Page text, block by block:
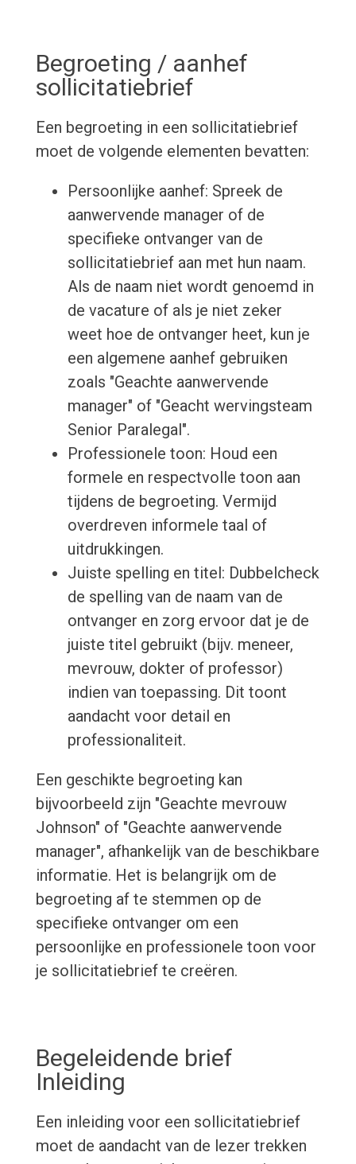
Begroeting / aanhef
sollicitatiebrief
Een begroeting in een sollicitatiebrief
moet de volgende elementen bevatten:
Persoonlijke aanhef: Spreek de
aanwervende manager of de
specifieke ontvanger van de
sollicitatiebrief aan met hun naam.
Als de naam niet wordt genoemd in
de vacature of als je niet zeker
weet hoe de ontvanger heet, kun je
een algemene aanhef gebruiken
zoals "Geachte aanwervende
manager" of "Geacht wervingsteam
Senior Paralegal".
Professionele toon: Houd een
formele en respectvolle toon aan
tijdens de begroeting. Vermijd
overdreven informele taal of
uitdrukkingen.
Juiste spelling en titel: Dubbelcheck
de spelling van de naam van de
ontvanger en zorg ervoor dat je de
juiste titel gebruikt (bijv. meneer,
mevrouw, dokter of professor)
indien van toepassing. Dit toont
aandacht voor detail en
professionaliteit.
Een geschikte begroeting kan
bijvoorbeeld zijn "Geachte mevrouw
Johnson" of "Geachte aanwervende
manager", afhankelijk van de beschikbare
informatie. Het is belangrijk om de
begroeting af te stemmen op de
specifieke ontvanger om een
persoonlijke en professionele toon voor
je sollicitatiebrief te creëren.
Begeleidende brief
Inleiding
Een inleiding voor een sollicitatiebrief
moet de aandacht van de lezer trekken